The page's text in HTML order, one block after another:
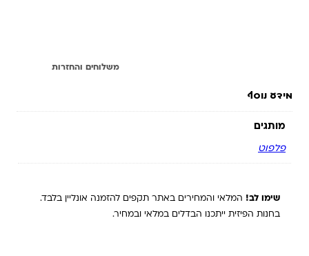
משלוחים והחזרות
מידע נוסף
מותגים
פלפוט
שימו לב! המלאי והמחירים באתר תקפים להזמנה אונליין בלבד.
בחנות הפיזית ייתכנו הבדלים במלאי ובמחיר.